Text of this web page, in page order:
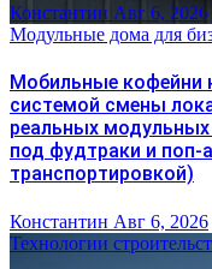
Константин Авг 6, 2026
Модульные дома для
Мобильные кофейни
системой смены
реальных
под фудтраки и поп-
транспортировкой)
Константин Авг 6, 2026
Технологии